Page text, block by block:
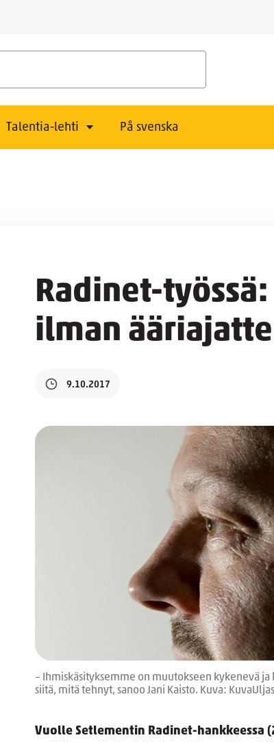
Talentia-lehti På svenska
Radinet-
ilman
9.10.2017
– Ihmiskäsityksemme on muutokseen kykenevä
siitä, mitä tehnyt, sanoo Jani Kaisto. Kuva:
Vuolle Setlementin Radinet-hankkeessa